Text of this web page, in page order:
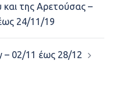
και της Αρετούσας –
24/11/19
– 02/11 έως 28/12